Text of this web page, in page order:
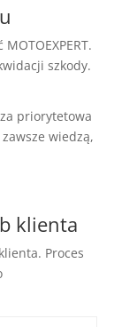
szkody.
priorytetowa
wiedzą,
klienta
Proces